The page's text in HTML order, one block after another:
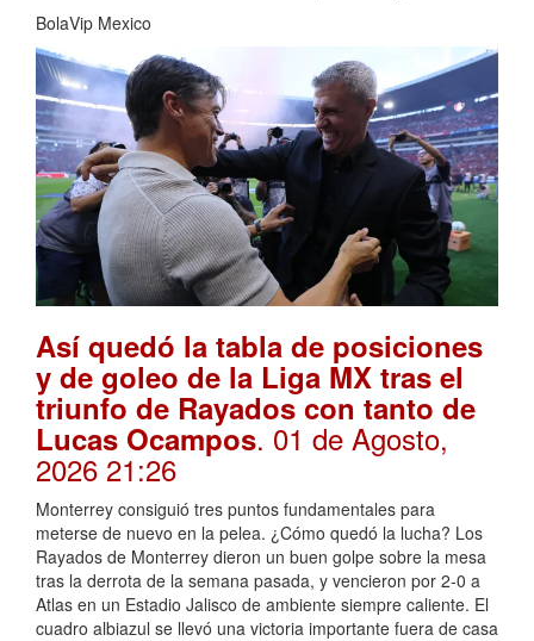
BolaVip Mexico
Así quedó la tabla de posiciones
y de goleo de la Liga MX tras el
triunfo de Rayados con tanto de
Lucas Ocampos. 01 de Agosto,
2026 21:26
Monterrey consiguió tres puntos fundamentales para
meterse de nuevo en la pelea. ¿Cómo quedó la lucha? Los
Rayados de Monterrey dieron un buen golpe sobre la mesa
tras la derrota de la semana pasada, y vencieron por 2-0 a
Atlas en un Estadio Jalisco de ambiente siempre caliente. El
cuadro albiazul se llevó una victoria importante fuera de casa